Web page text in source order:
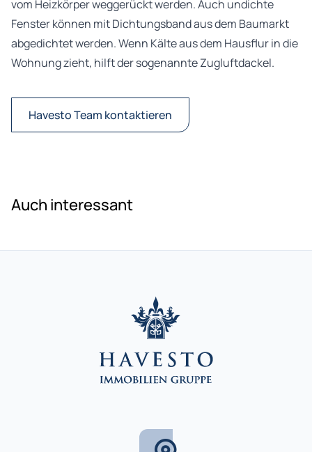
vom Heizkörper weggerückt werden. Auch undichte
Fenster können mit Dichtungsband aus dem Baumarkt
abgedichtet werden. Wenn Kälte aus dem Hausflur in die
Wohnung zieht, hilft der sogenannte Zugluftdackel.
Havesto Team kontaktieren
Auch interessant